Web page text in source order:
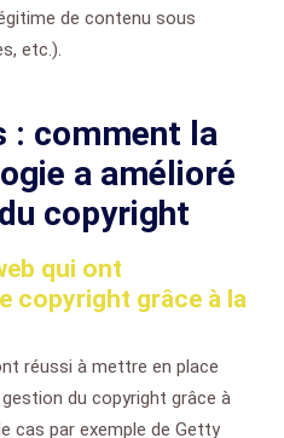
de contenu sous
etc.).
: comment la
a amélioré
copyright
qui ont
copyright grâce à la
réussi à mettre en place
du copyright grâce à
cas par exemple de Getty